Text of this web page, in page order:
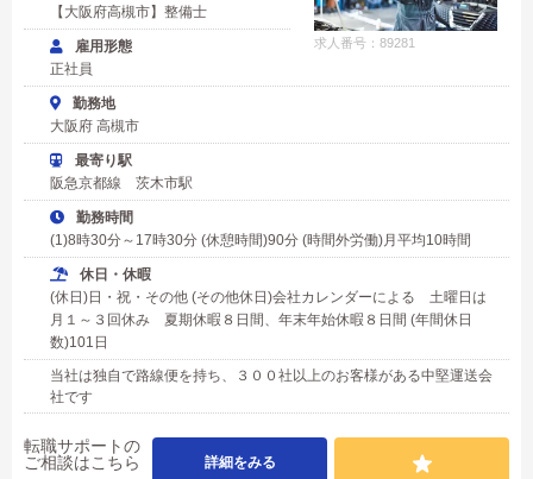
求人番号：89281
【大阪府高槻市】整備士
雇用形態
正社員
勤務地
大阪府 高槻市
最寄り駅
阪急京都線 茨木市駅
勤務時間
(1)8時30分～17時30分 (休憩時間)90分 (時間外労働)月平均10時間
休日・休暇
(休日)日・祝・その他 (その他休日)会社カレンダーによる 土曜日は
月１～３回休み 夏期休暇８日間、年末年始休暇８日間 (年間休日
数)101日
当社は独自で路線便を持ち、３００社以上のお客様がある中堅運送会
社です
転職サポートの
ご相談はこちら
詳細をみる